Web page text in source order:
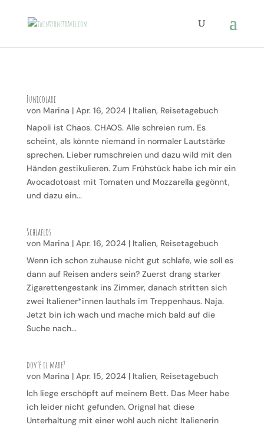
Funicolare
von Marina | Apr. 16, 2024| Italien, Reisetagebuch
Napoli ist Chaos. CHAOS. Alle schreien rum. Es
scheint, als könnte niemand in normaler Lautstärke
sprechen. Lieber rumschreien und dazu wild mit den
Händen gestikulieren. Zum Frühstück habe ich mir ein
Avocadotoast mit Tomaten und Mozzarella gegönnt,
und dazu ein...
Schlaflos
von Marina | Apr. 16, 2024| Italien, Reisetagebuch
Wenn ich schon zuhause nicht gut schlafe, wie soll es
dann auf Reisen anders sein? Zuerst drang starker
Zigarettengestank ins Zimmer, danach stritten sich
zwei Italiener*innen lauthals im Treppenhaus. Naja.
Jetzt bin ich wach und mache mich bald auf die
Suche nach...
dov‘è il mare?
von Marina | Apr. 15, 2024| Italien, Reisetagebuch
Ich liege erschöpft auf meinem Bett. Das Meer habe
ich leider nicht gefunden. Orignal hat diese
Unterhaltung mit einer wohl auch nicht Italienerin